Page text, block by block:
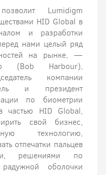
Lumidigm
HID Global в
и разработки
нами целый ряд
на рынке, —
(Bob Harbour),
компании
и президент
по биометрии
частью HID Global,
свой бизнес,
технологию,
отпечатки пальцев
решениями по
оболочки